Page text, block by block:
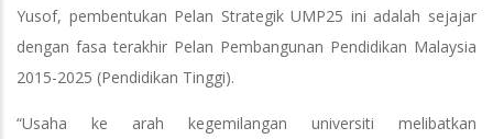
Yusof, pembentukan Pelan Strategik UMP25 ini adalah sejajar
dengan fasa terakhir Pelan Pembangunan Pendidikan Malaysia
2015-2025 (Pendidikan Tinggi).
“Usaha ke arah kegemilangan universiti melibatkan